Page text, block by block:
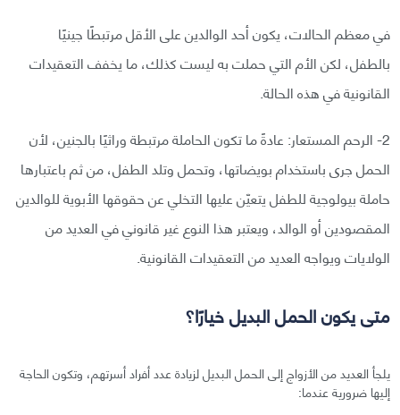
في معظم الحالات، يكون أحد الوالدين على الأقل مرتبطًا جينيًا
بالطفل، لكن الأم التي حملت به ليست كذلك، ما يخفف التعقيدات
القانونية في هذه الحالة.
2- الرحم المستعار: عادةً ما تكون الحاملة مرتبطة وراثيًا بالجنين، لأن
الحمل جرى باستخدام بويضاتها، وتحمل وتلد الطفل، من ثم باعتبارها
حاملة بيولوجية للطفل يتعيّن عليها التخلي عن حقوقها الأبوية للوالدين
المقصودين أو الوالد، ويعتبر هذا النوع غير قانوني في العديد من
الولايات ويواجه العديد من التعقيدات القانونية.
متى يكون الحمل البديل خيارًا؟
يلجأ العديد من الأزواج إلى الحمل البديل لزيادة عدد أفراد أسرتهم، وتكون الحاجة
إليها ضرورية عندما: